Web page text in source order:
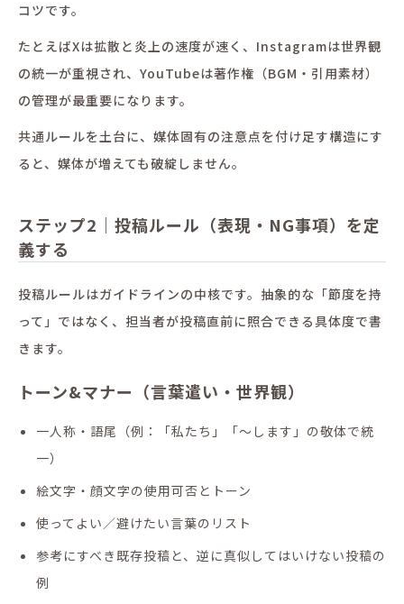
コツです。
たとえばXは拡散と炎上の速度が速く、Instagramは世界観
の統一が重視され、YouTubeは著作権（BGM・引用素材）
の管理が最重要になります。
共通ルールを土台に、媒体固有の注意点を付け足す構造にす
ると、媒体が増えても破綻しません。
ステップ2｜投稿ルール（表現・NG事項）を定
義する
投稿ルールはガイドラインの中核です。抽象的な「節度を持
って」ではなく、担当者が投稿直前に照合できる具体度で書
きます。
トーン&マナー（言葉遣い・世界観）
一人称・語尾（例：「私たち」「〜します」の敬体で統
一）
絵文字・顔文字の使用可否とトーン
使ってよい／避けたい言葉のリスト
参考にすべき既存投稿と、逆に真似してはいけない投稿の
例